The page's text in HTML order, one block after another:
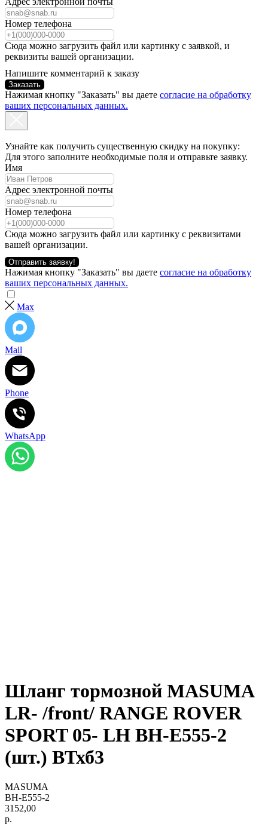
Номер телефона
Сюда можно загрузить файл или картинку с заявкой, и
реквизиты вашей организации.
Напишите комментарий к заказу
Заказать
Нажимая кнопку "Заказать" вы даете согласие на обработку
ваших персональных данных.
Узнайте как получить существенную скидку на покупку:
Для этого заполните необходимые поля и отправьте заявку.
Имя
Адрес электронной почты
Номер телефона
Сюда можно загрузить файл или картинку с реквизитами
вашей организации.
Отправить заявку!
Нажимая кнопку "Заказать" вы даете согласие на обработку
ваших персональных данных.
Max
Mail
Phone
WhatsApp
Шланг тормозной MASUMA
LR- /front/ RANGE ROVER
SPORT 05- LH BH-E555-2
(шт.) ВТхб3
MASUMA
BH-E555-2
3152,00
р.